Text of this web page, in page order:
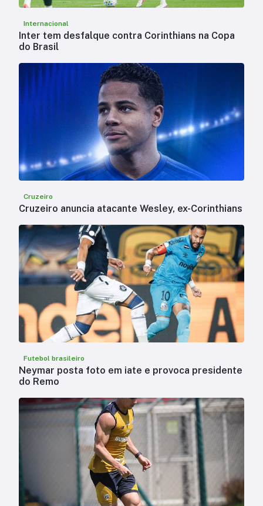
Internacional
Inter tem desfalque contra Corinthians na Copa
do Brasil
Cruzeiro
Cruzeiro anuncia atacante Wesley, ex-Corinthians
Futebol brasileiro
Neymar posta foto em iate e provoca presidente
do Remo